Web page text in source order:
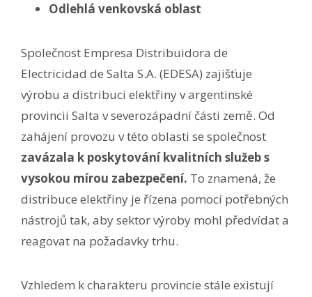
Odlehlá venkovská oblast
Společnost Empresa Distribuidora de
Electricidad de Salta S.A. (EDESA) zajišťuje
výrobu a distribuci elektřiny v argentinské
provincii Salta v severozápadní části země. Od
zahájení provozu v této oblasti se společnost
zavázala k poskytování kvalitních služeb s
vysokou mírou zabezpečení. To znamená, že
distribuce elektřiny je řízena pomocí potřebných
nástrojů tak, aby sektor výroby mohl předvídat a
reagovat na požadavky trhu.
Vzhledem k charakteru provincie stále existují